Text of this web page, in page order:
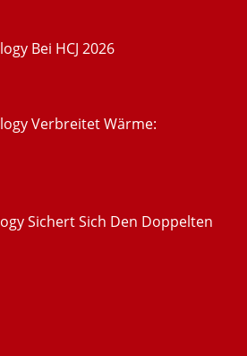
Bei HCJ 2026
Verbreitet Wärme:
Sichert Sich Den Doppelten